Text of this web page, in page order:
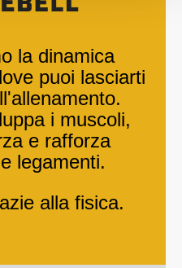
la dinamica
puoi lasciarti
i muscoli,
e rafforza
legamenti.
alla fisica.